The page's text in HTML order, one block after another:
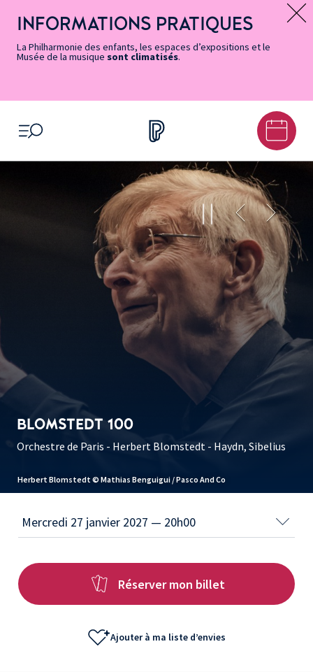
page
Accessibilité
accès
rapides
principal
contenu
principal
page
Message d’information
INFORMATIONS PRATIQUES
La Philharmonie des enfants, les espaces d’expositions et le
Musée de la musique sont climatisés.
OUVRIR LE MENU
Herbert Blomstedt © Mathias Benguigui / Pasco And Co
BLOMSTEDT 100
Orchestre de Paris - Herbert Blomstedt - Haydn, Sibelius
Réserver mon billet
Ajouter à ma liste d’envies